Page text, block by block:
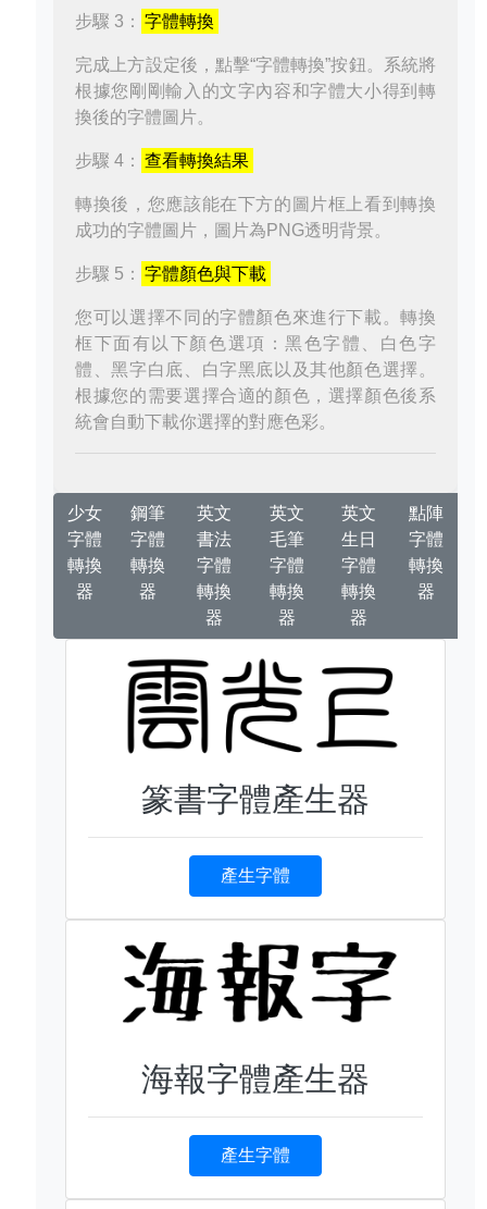
步驟 3： 字體轉換
完成上方設定後，點擊“字體轉換”按鈕。系統將
根據您剛剛輸入的文字內容和字體大小得到轉
換後的字體圖片。
步驟 4： 查看轉換結果
轉換後，您應該能在下方的圖片框上看到轉換
成功的字體圖片，圖片為PNG透明背景。
步驟 5： 字體顏色與下載
您可以選擇不同的字體顏色來進行下載。轉換
框下面有以下顏色選項：黑色字體、白色字
體、黑字白底、白字黑底以及其他顏色選擇。
根據您的需要選擇合適的顏色，選擇顏色後系
統會自動下載你選擇的對應色彩。
少女
字體
轉換
器
鋼筆
字體
轉換
器
英文
書法
字體
轉換
器
英文
毛筆
字體
轉換
器
英文
生日
字體
轉換
器
點陣
字體
轉換
器
篆書字體產生器
產生字體
海報字體產生器
產生字體